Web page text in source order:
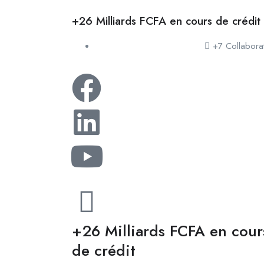
+26 Milliards FCFA en cours de crédit
+7
+26 Milliards FCFA en
de crédit